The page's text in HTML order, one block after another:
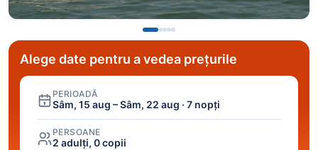
Alege date pentru a vedea prețurile
PERIOADĂ
Sâm, 15 aug – Sâm, 22 aug · 7 nopți
PERSOANE
2 adulți, 0 copii